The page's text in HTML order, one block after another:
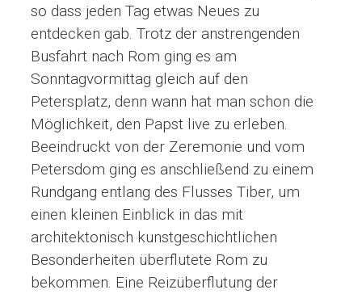
so dass jeden Tag etwas Neues zu
entdecken gab. Trotz der anstrengenden
Busfahrt nach Rom ging es am
Sonntagvormittag gleich auf den
Petersplatz, denn wann hat man schon die
Möglichkeit, den Papst live zu erleben.
Beeindruckt von der Zeremonie und vom
Petersdom ging es anschließend zu einem
Rundgang entlang des Flusses Tiber, um
einen kleinen Einblick in das mit
architektonisch kunstgeschichtlichen
Besonderheiten überflutete Rom zu
bekommen. Eine Reizüberflutung der